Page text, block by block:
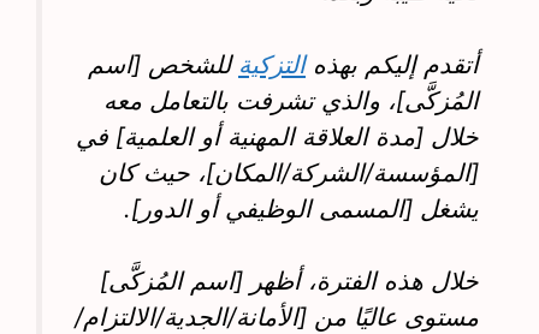
أتقدم إليكم بهذهالتزكية للشخص [اسم
المُزكَّى]، والذي تشرفت بالتعامل معه
خلال [مدة العلاقة المهنية أو العلمية] في
[المؤسسة/الشركة/المكان]، حيث كان
يشغل [المسمى الوظيفي أو الدور].
خلال هذه الفترة، أظهر [اسم المُزكَّى]
مستوى عاليًا من [الأمانة/الجدية/الالتزام/